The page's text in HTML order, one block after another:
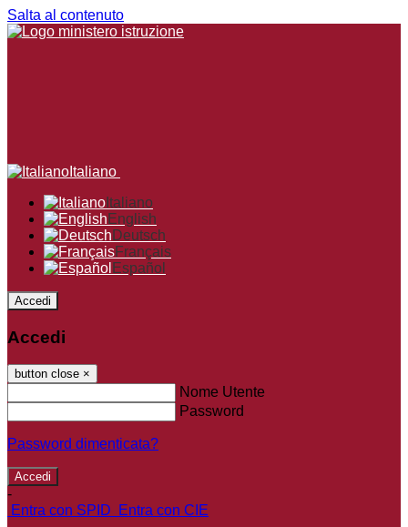
Salta al contenuto
Italiano
Italiano
English
Deutsch
Français
Español
Accedi
Accedi
button close ×
Nome Utente
Password
Password dimenticata?
-
Entra con SPID
Entra con CIE